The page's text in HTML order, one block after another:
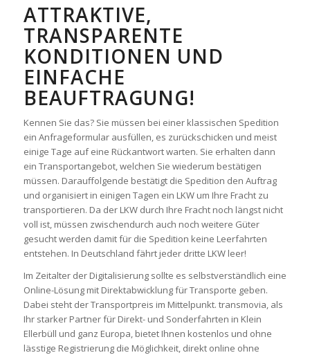
ATTRAKTIVE,
TRANSPARENTE
KONDITIONEN UND
EINFACHE
BEAUFTRAGUNG!
Kennen Sie das? Sie müssen bei einer klassischen Spedition
ein Anfrageformular ausfüllen, es zurückschicken und meist
einige Tage auf eine Rückantwort warten. Sie erhalten dann
ein Transportangebot, welchen Sie wiederum bestätigen
müssen. Darauffolgende bestätigt die Spedition den Auftrag
und organisiert in einigen Tagen ein LKW um Ihre Fracht zu
transportieren. Da der LKW durch Ihre Fracht noch längst nicht
voll ist, müssen zwischendurch auch noch weitere Güter
gesucht werden damit für die Spedition keine Leerfahrten
entstehen. In Deutschland fährt jeder dritte LKW leer!
Im Zeitalter der Digitalisierung sollte es selbstverständlich eine
Online-Lösung mit Direktabwicklung für Transporte geben.
Dabei steht der Transportpreis im Mittelpunkt. transmovia, als
Ihr starker Partner für Direkt- und Sonderfahrten in Klein
Ellerbüll und ganz Europa, bietet Ihnen kostenlos und ohne
lässtige Registrierung die Möglichkeit, direkt online ohne